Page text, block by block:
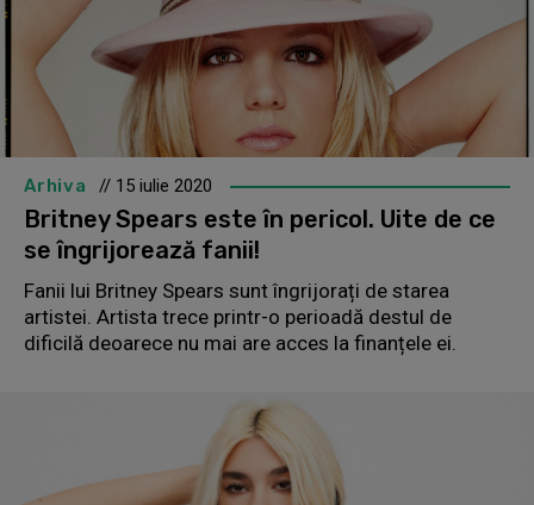
Arhiva // 15 iulie 2020
Britney Spears este în pericol. Uite de ce
se îngrijorează fanii!
Fanii lui Britney Spears sunt îngrijorați de starea
artistei. Artista trece printr-o perioadă destul de
dificilă deoarece nu mai are acces la finanțele ei.